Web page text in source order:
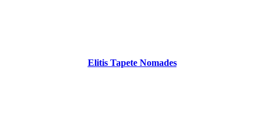
Elitis Tapete Nomades